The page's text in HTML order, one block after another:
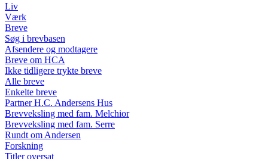
Liv
Værk
Breve
Søg i brevbasen
Afsendere og modtagere
Breve om HCA
Ikke tidligere trykte breve
Alle breve
Enkelte breve
Partner H.C. Andersens Hus
Brevveksling med fam. Melchior
Brevveksling med fam. Serre
Rundt om Andersen
Forskning
Titler oversat